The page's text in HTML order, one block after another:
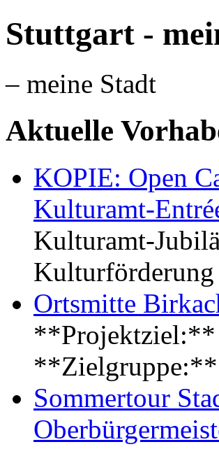
Stuttgart -
– meine Stadt
Aktuelle
KOPIE: Open
Kulturamt-
Kulturamt-
Ortsmitte
**Projektziel:**
Sommertour